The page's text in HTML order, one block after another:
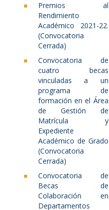
Premios al
Rendimiento
Académico 2021-22.
(Convocatoria
Cerrada)
Convocatoria de
cuatro becas
vinculadas a un
programa de
formación en el Área
de Gestión de
Matrícula y
Expediente
Académico de Grado
(Convocatoria
Cerrada)
Convocatoria de
Becas de
Colaboración en
Departamentos